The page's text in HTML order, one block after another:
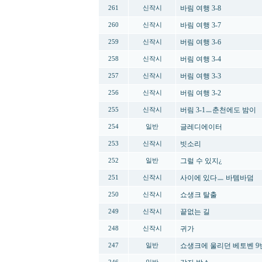
261 신작시 바림 여행 3-8
260 신작시 바림 여행 3-7
259 신작시 버림 여행 3-6
258 신작시 버림 여행 3-4
257 신작시 버림 여행 3-3
256 신작시 버림 여행 3-2
255 신작시 버림 3-1ㅡ춘천에도 밤이
254 일반 글레디에이터
253 신작시 빗소리
252 일반 그럴 수 있지¿
251 신작시 사이에 있다ㅡ 바템바덤
250 신작시 쇼생크 탈출
249 신작시 끝없는 길
248 신작시 귀가
247 일반 쇼생크에 울리던 베토벤 9